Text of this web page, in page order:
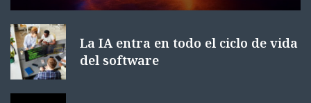
La IA entra en todo el ciclo de vida
del software